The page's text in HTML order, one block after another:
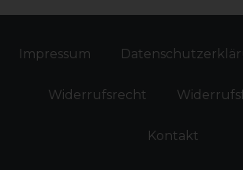
Impressum
Widerrufs­recht
Kontakt